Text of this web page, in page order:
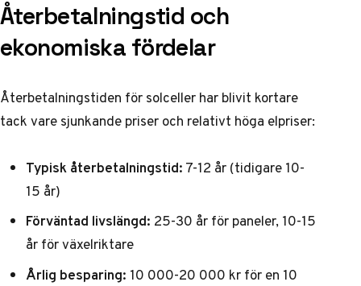
Återbetalningstid och
ekonomiska fördelar
Återbetalningstiden för solceller har blivit kortare
tack vare sjunkande priser och relativt höga elpriser:
Typisk återbetalningstid:7-12 år (tidigare 10-
15 år)
Förväntad livslängd: 25-30 år för paneler, 10-15
år för växelriktare
Årlig besparing: 10 000-20 000 kr för en 10